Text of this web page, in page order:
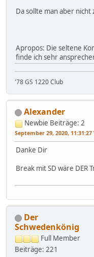
Da sollte man aber
Apropos: Die seltene
finde ich sehr
'78 GS 1220 Club
Alexander
Newbie Beiträge: 2
September 29, 2020,
Danke Dir
Break mit SD wäre DER
Der
Schwedenkönig
Full Member
Beiträge: 221